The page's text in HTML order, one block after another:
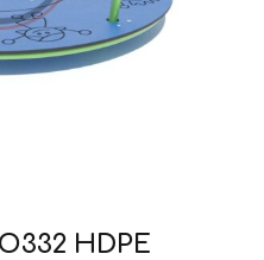
HDPE